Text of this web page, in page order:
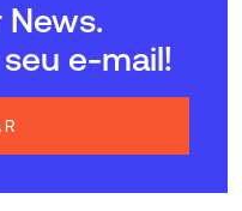
News.
e-mail!